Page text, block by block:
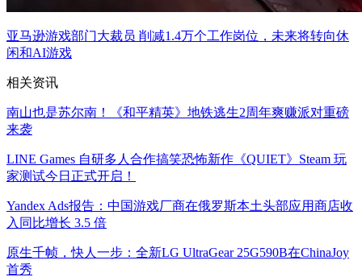
亚马逊游戏部门大裁员 削减1.4万个工作岗位，未来将转向休
闲和AI游戏
相关资讯
南山也是苏尔南！《和平精英》地铁逃生2周年爽赚派对重磅
来袭
LINE Games 自研多人合作搞笑恐怖新作《QUIET》Steam 玩
家测试今日正式开启！
Yandex Ads报告：中国游戏厂商在俄罗斯本土头部应用商店收
入同比增长 3.5 倍
原生千帧，快人一步：全新LG UltraGear 25G590B在ChinaJoy
首秀